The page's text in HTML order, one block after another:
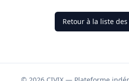
Retour à la liste